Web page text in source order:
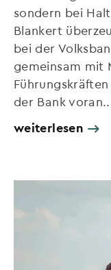
sondern bei
Blankert
bei der
gemeinsam mit
der Bank voran....
weiterlesen